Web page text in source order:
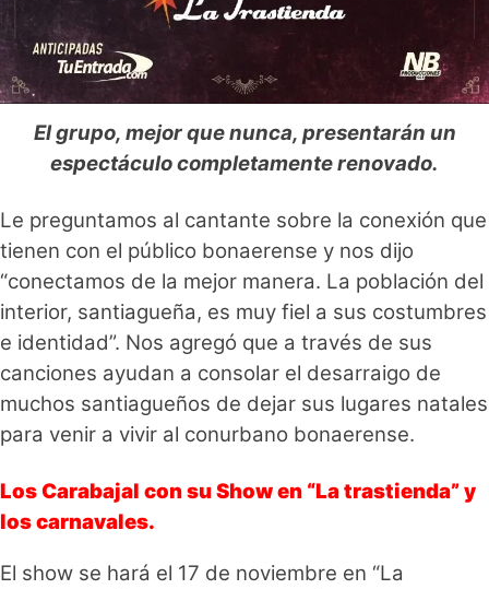
El grupo, mejor que nunca, presentarán un
espectáculo completamente renovado.
Le preguntamos al cantante sobre la conexión que
tienen con el público bonaerense y nos dijo
“conectamos de la mejor manera. La población del
interior, santiagueña, es muy fiel a sus costumbres
e identidad”. Nos agregó que a través de sus
canciones ayudan a consolar el desarraigo de
muchos santiagueños de dejar sus lugares natales
para venir a vivir al conurbano bonaerense.
Los Carabajal con su Show en “La trastienda” y
los carnavales.
El show se hará el 17 de noviembre en “La